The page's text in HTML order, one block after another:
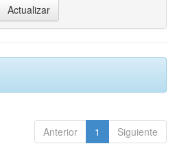
Anterior 1 Siguiente